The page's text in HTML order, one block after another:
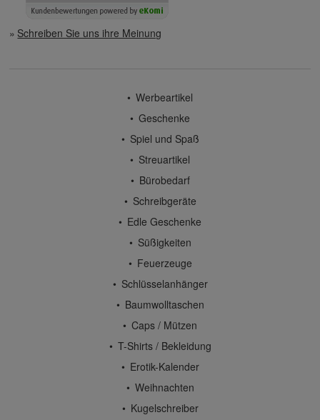
Schreiben Sie uns ihre Meinung
Werbeartikel
Geschenke
Spiel und Spaß
Streuartikel
Bürobedarf
Schreibgeräte
Edle Geschenke
Süßigkeiten
Feuerzeuge
Schlüsselanhänger
Baumwolltaschen
Caps / Mützen
T-Shirts / Bekleidung
Erotik-Kalender
Weihnachten
Kugelschreiber